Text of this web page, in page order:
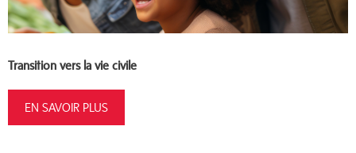
Transition vers la vie civile
EN SAVOIR PLUS